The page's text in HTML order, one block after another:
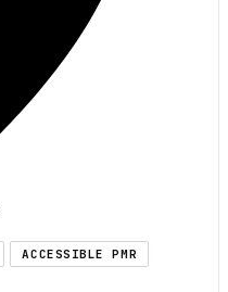
ACCESSIBLE PMR